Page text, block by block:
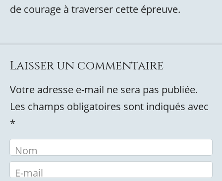
de courage à traverser cette épreuve.
Laisser un commentaire
Votre adresse e-mail ne sera pas publiée.
Les champs obligatoires sont indiqués avec
*
Nom
E-mail